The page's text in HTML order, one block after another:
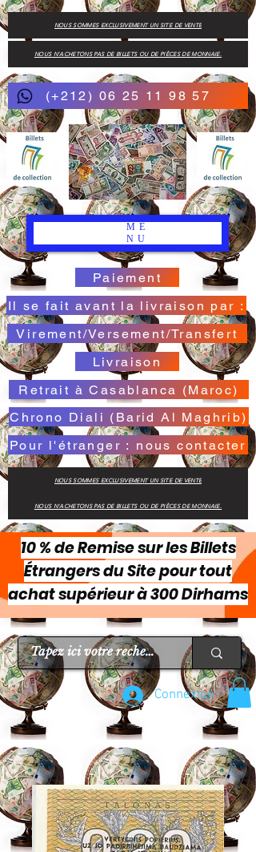
(+212) 06 25 11 98 57
ME
NU
Paiement
Virement/Versement/Transfert
Livraison
Retrait à Casablanca (Maroc)
Il se fait avant la livraison par :
Chrono Diali (Barid Al Maghrib)
NOUS N'ACHETONS PAS DE BILLETS OU DE PIÈCES DE MONNAIE.
NOUS SOMMES EXCLUSIVEMENT UN SITE DE VENTE
Pour l'étranger : nous contacter
NOUS SOMMES EXCLUSIVEMENT UN SITE DE VENTE
NOUS N'ACHETONS PAS DE BILLETS OU DE PIÈCES DE MONNAIE.
10 % de Remise sur les Billets
Étrangers du Site pour tout
achat supérieur à 300 Dirhams
Connexion